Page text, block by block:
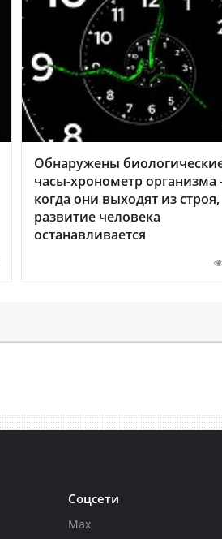
Обнаружены
часы-хронометр
когда они выходят из строя,
развитие человека
останавливается
Соцсети
Max